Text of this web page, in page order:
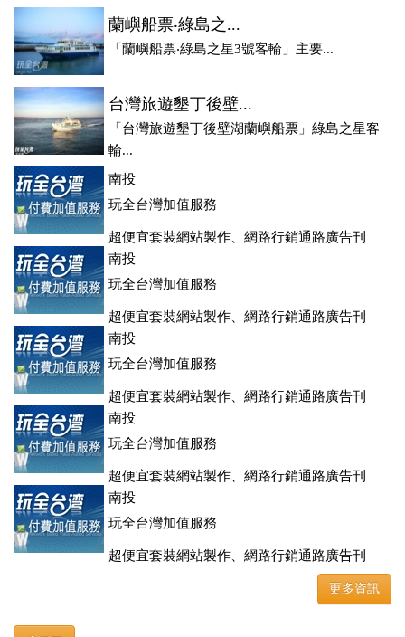
蘭嶼船票‧綠島之...
「蘭嶼船票‧綠島之星3號客輪」主要...
台灣旅遊墾丁後壁...
「台灣旅遊墾丁後壁湖蘭嶼船票」綠島之星客
輪...
南投
玩全台灣加值服務
超便宜套裝網站製作、網路行銷通路廣告刊
登、訂房系統、客房委託旅行社銷售，全面優惠中....
南投
玩全台灣加值服務
超便宜套裝網站製作、網路行銷通路廣告刊
登、訂房系統、客房委託旅行社銷售，全面優惠中....
南投
玩全台灣加值服務
超便宜套裝網站製作、網路行銷通路廣告刊
登、訂房系統、客房委託旅行社銷售，全面優惠中....
南投
玩全台灣加值服務
超便宜套裝網站製作、網路行銷通路廣告刊
登、訂房系統、客房委託旅行社銷售，全面優惠中....
南投
玩全台灣加值服務
超便宜套裝網站製作、網路行銷通路廣告刊
登、訂房系統、客房委託旅行社銷售，全面優惠中....
更多資訊